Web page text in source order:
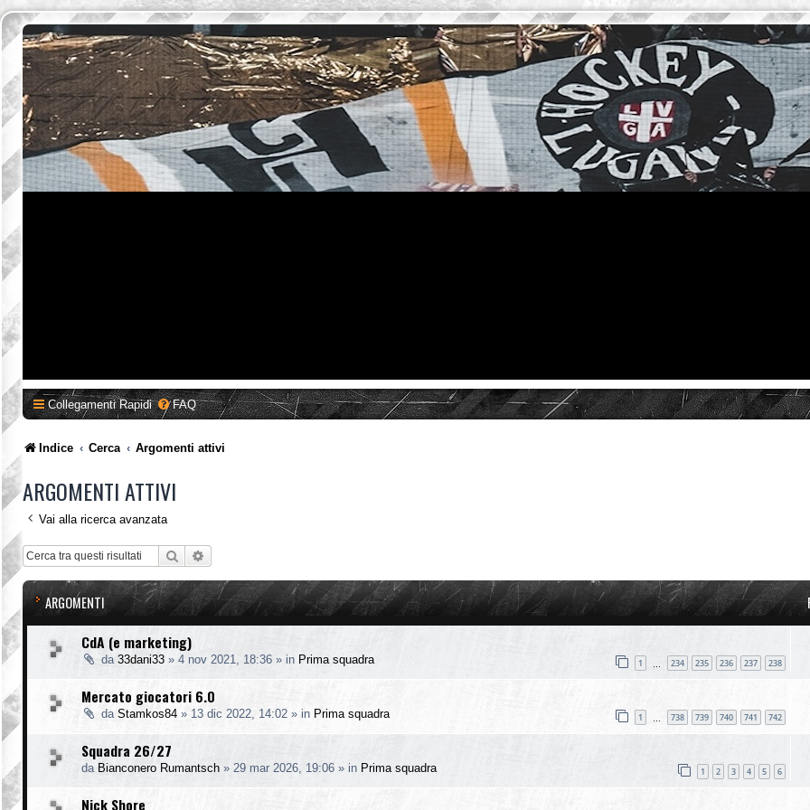
Collegamenti Rapidi FAQ
Indice Cerca Argomenti attivi
ARGOMENTI ATTIVI
Vai alla ricerca avanzata
Cerca
ARGOMENTI
CdA (e marketing)
da 33dani33 » 4 nov 2021, 18:36 » in Prima squadra 1 234 235 236 237 238
Mercato giocatori 6.0
da Stamkos84 » 13 dic 2022, 14:02 » in Prima squadra 1 738 739 740 741 742
Squadra 26/27
da Bianconero Rumantsch » 29 mar 2026, 19:06 » in Prima squadra 1 2 3 4 5 6
Nick Shore